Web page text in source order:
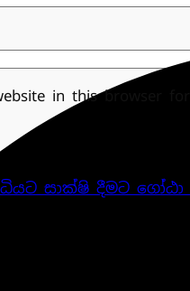
in this browser
සාක්ෂි දීමට ගෝඨා